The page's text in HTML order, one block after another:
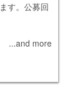
す。公募回
...and more